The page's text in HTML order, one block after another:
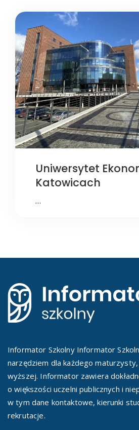
Uniwersytet
Katowicach
…
Informator Szkolny Informator
narzędziem dla każdego
wyższej. Informator zawiera
o większości uczelni publicznych i
w tym dane kontaktowe, kierunki
rekrutacje.